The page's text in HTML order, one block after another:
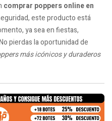
comprar poppers online en
este producto está
ya sea en fiestas,
pierdas la oportunidad de
más icónicos y duraderos